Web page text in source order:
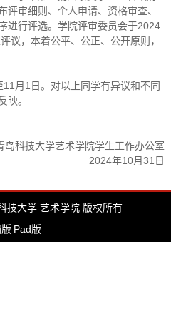
审细则、个人申请、资格审查、
进行评选。学院评审委员会于2024
议，本着公平、公正、公开原则，
月1日。对以上同学有异议和不同
映。
岛科技大学艺术学院学生工作办公室
2024年10月31日
技大学 艺术学院 版权所有
Pad版